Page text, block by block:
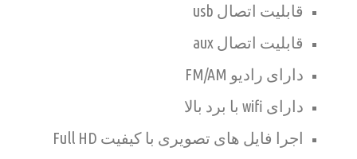
قابلیت اتصال usb
قابلیت اتصال aux
دارای رادیو FM/AM
دارای wifi با برد بالا
اجرا فایل های تصویری با کیفیت Full HD